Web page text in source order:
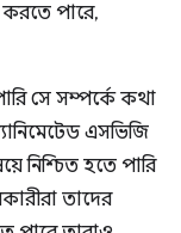
করতে পারে,
সে সম্পর্কে কথা
এসভিজি
নিশ্চিত হতে পারি
তাদের